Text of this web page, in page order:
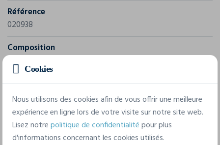
Référence
020938
Composition
100% nylon ripstop avec enduction PU - Imperméabilité :
600 mm - doublure en mesh
4 tailles disponibles
Cookies
Nous utilisons des cookies afin de vous offrir une meilleure
expérience en ligne lors de votre visite sur notre site web.
Lisez notrepolitique de confidentialitépour plus
d'informations concernant les cookies utilisés.